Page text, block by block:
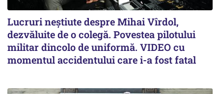
Lucruri neștiute despre Mihai Vîrdol,
dezvăluite de o colegă. Povestea pilotului
militar dincolo de uniformă. VIDEO cu
momentul accidentului care i-a fost fatal